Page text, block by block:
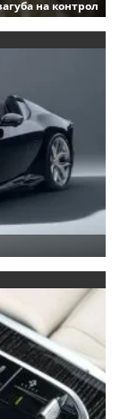
на контрол